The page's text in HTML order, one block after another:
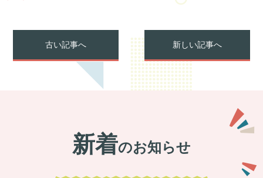
古い記事へ 新しい記事へ
新着のお知らせ